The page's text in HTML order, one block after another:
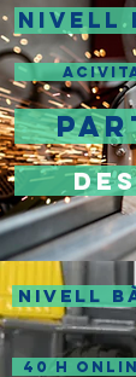
NIVELL
NIVELL
40 H